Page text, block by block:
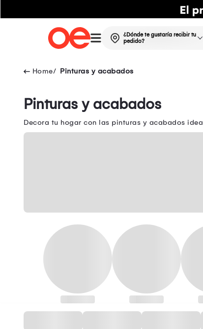
¿Dónde te gustaría recibir tu
pedido?
Pinturas y acabados
Pinturas y acabados
Decora tu hogar con las pinturas y acabados